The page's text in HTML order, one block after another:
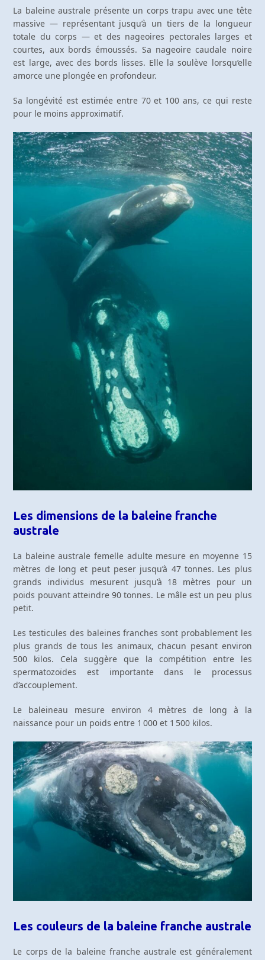
La baleine australe présente un corps trapu avec une tête
massive — représentant jusqu’à un tiers de la longueur
totale du corps — et des nageoires pectorales larges et
courtes, aux bords émoussés. Sa nageoire caudale noire
est large, avec des bords lisses. Elle la soulève lorsqu’elle
amorce une plongée en profondeur.
Sa longévité est estimée entre 70 et 100 ans, ce qui reste
pour le moins approximatif.
Les dimensions de la baleine franche
australe
La baleine australe femelle adulte mesure en moyenne 15
mètres de long et peut peser jusqu’à 47 tonnes. Les plus
grands individus mesurent jusqu’à 18 mètres pour un
poids pouvant atteindre 90 tonnes. Le mâle est un peu plus
petit.
Les testicules des baleines franches sont probablement les
plus grands de tous les animaux, chacun pesant environ
500 kilos. Cela suggère que la compétition entre les
spermatozoïdes est importante dans le processus
d’accouplement.
Le baleineau mesure environ 4 mètres de long à la
naissance pour un poids entre 1 000 et 1 500 kilos.
Les couleurs de la baleine franche australe
Le corps de la baleine franche australe est généralement